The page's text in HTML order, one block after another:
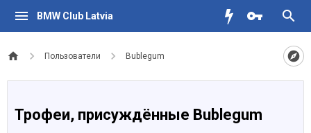
BMW Club Latvia
Пользователи Bublegum
Трофеи, присуждённые Bublegum